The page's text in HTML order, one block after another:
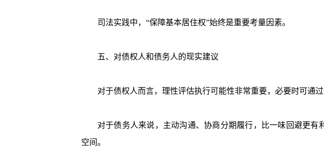
司法实践中，“保障基本居住权”始终是重要考量因素。
五、对债权人和债务人的现实建议
对于债权人而言，理性评估执行可能性非常重要，必要时可通过
对于债务人来说，主动沟通、协商分期履行，比一味回避更有
空间。